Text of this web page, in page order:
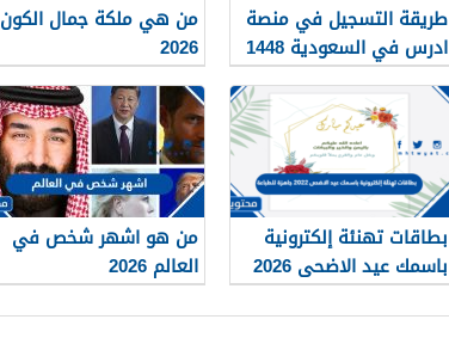
طريقة التسجيل في منصة
ادرس في السعودية 1448
من هي ملكة جمال الكون
2026
بطاقات تهنئة إلكترونية
باسمك عيد الاضحى 2026
جاهزة للطباعة
من هو اشهر شخص في
العالم 2026